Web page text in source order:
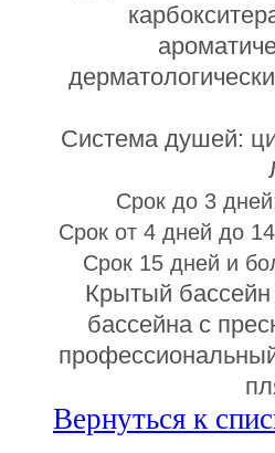
Система душей:
Срок до 3
Срок от 4 дней до
Срок 15 дней и
Крытый
бассейна с
Вернуться к